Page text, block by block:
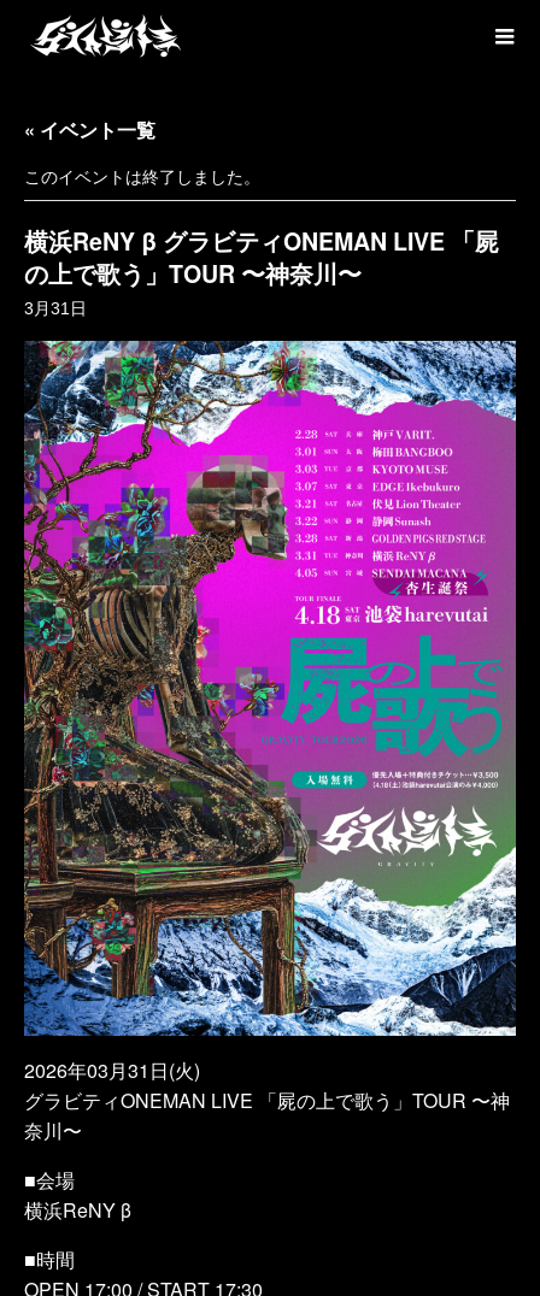
« イベント一覧
このイベントは終了しました。
横浜ReNY β グラビティONEMAN LIVE 「屍
の上で歌う」TOUR 〜神奈川〜
3月31日
2026年03月31日(火)
グラビティONEMAN LIVE 「屍の上で歌う」TOUR 〜神
奈川〜
■会場
横浜ReNY β
■時間
OPEN 17:00 / START 17:30